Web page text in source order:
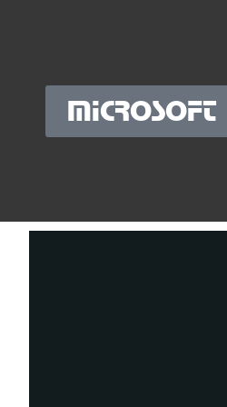
MICROSOFT